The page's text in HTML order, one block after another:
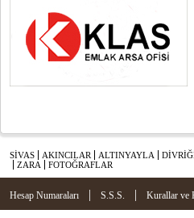
SİVAS AKINCILAR ALTINYAYLA
ZARA
FOTOĞRAFLAR
Hesap Numaraları | S.S.S. | Kurallar ve